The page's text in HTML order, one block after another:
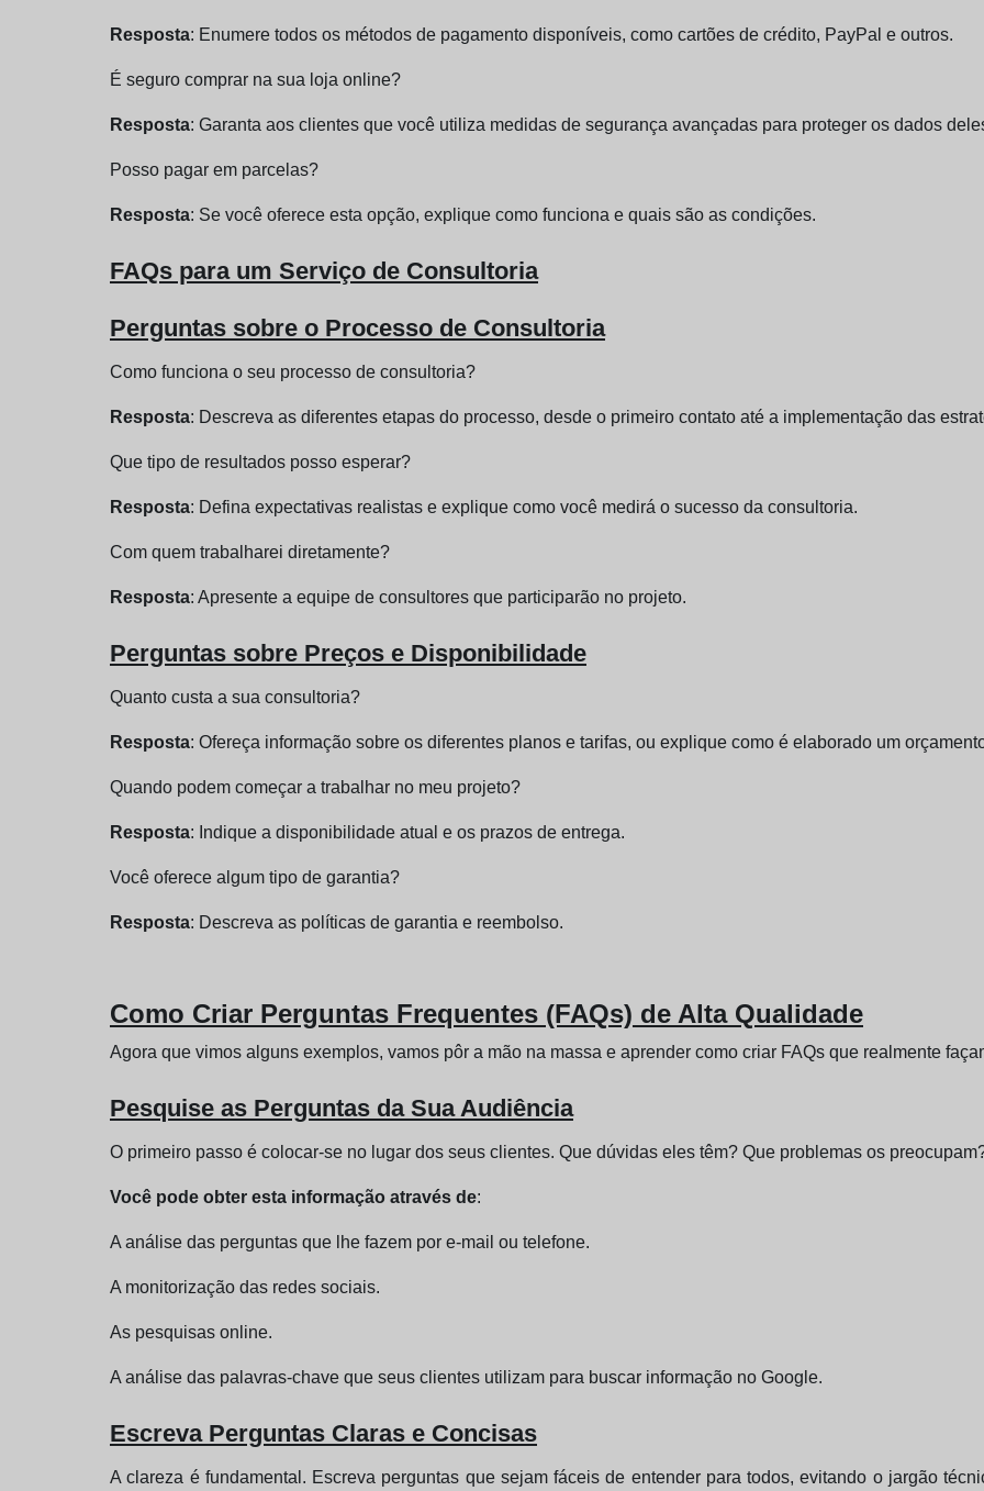
Resposta: Enumere todos os métodos de pagamento disponíveis, como cartões de crédito, PayPal e outros.
É seguro comprar na sua loja online?
Resposta: Garanta aos clientes que você utiliza medidas de segurança avançadas para proteger os dados
Posso pagar em parcelas?
Resposta: Se você oferece esta opção, explique como funciona e quais são as condições.
FAQs para um Serviço de Consultoria
Perguntas sobre o Processo de Consultoria
Como funciona o seu processo de consultoria?
Resposta: Descreva as diferentes etapas do processo, desde o primeiro contato até a implementação das
Que tipo de resultados posso esperar?
Resposta: Defina expectativas realistas e explique como você medirá o sucesso da consultoria.
Com quem trabalharei diretamente?
Resposta: Apresente a equipe de consultores que participarão no projeto.
Perguntas sobre Preços e Disponibilidade
Quanto custa a sua consultoria?
Resposta: Ofereça informação sobre os diferentes planos e tarifas, ou explique como é elaborado um
Quando podem começar a trabalhar no meu projeto?
Resposta: Indique a disponibilidade atual e os prazos de entrega.
Você oferece algum tipo de garantia?
Resposta: Descreva as políticas de garantia e reembolso.
Como Criar Perguntas Frequentes (FAQs) de Alta Qualidade
Agora que vimos alguns exemplos, vamos pôr a mão na massa e aprender como criar FAQs que realmente
Pesquise as Perguntas da Sua Audiência
O primeiro passo é colocar-se no lugar dos seus clientes. Que dúvidas eles têm? Que problemas os
Você pode obter esta informação através de:
A análise das perguntas que lhe fazem por e-mail ou telefone.
A monitorização das redes sociais.
As pesquisas online.
A análise das palavras-chave que seus clientes utilizam para buscar informação no Google.
Escreva Perguntas Claras e Concisas
A clareza é fundamental. Escreva perguntas que sejam fáceis de entender para todos, evitando o jargão